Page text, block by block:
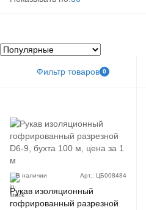
Фильтр товаров 0
В наличии Арт.: ЦБ008484
Рукав изоляционный
гофрированный разрезной